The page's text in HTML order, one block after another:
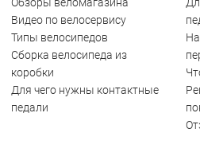
Видео по велосервису
Типы велосипедов
Сборка велосипеда из
коробки
Для чего нужны контактные
педали